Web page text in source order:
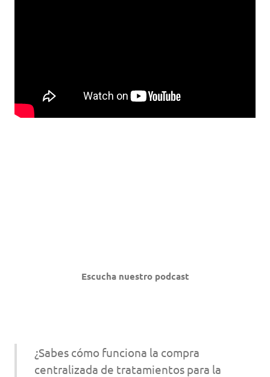
Escucha nuestro podcast
¿Sabes cómo funciona la compra
centralizada de tratamientos para la